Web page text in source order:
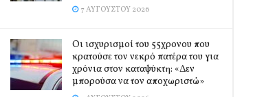
7 ΑΥΓΟΎΣΤΟΥ 2026
Οι ισχυρισμοί του 55χρονου που
κρατούσε τον νεκρό πατέρα του για
χρόνια στον καταψύκτη: «Δεν
μπορούσα να τον αποχωριστώ»